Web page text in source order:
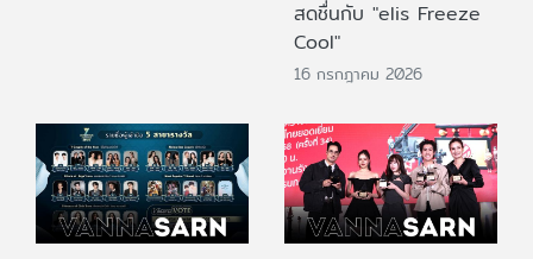
สดชื่นกับ "elis Freeze
Cool"
16 กรกฎาคม 2026